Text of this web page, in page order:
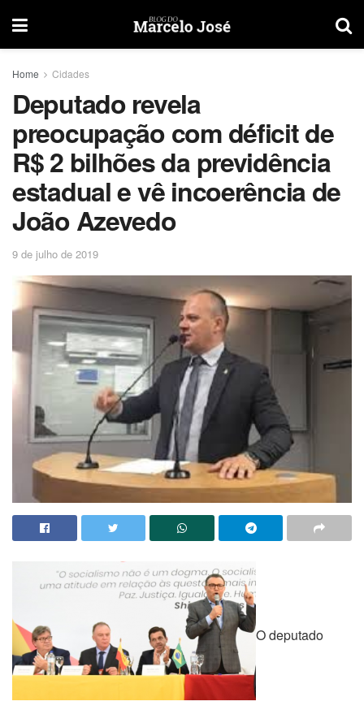
Home Cidades
Deputado revela
preocupação com déficit de
R$ 2 bilhões da previdência
estadual e vê incoerência de
João Azevedo
9 de julho de 2019
O deputado